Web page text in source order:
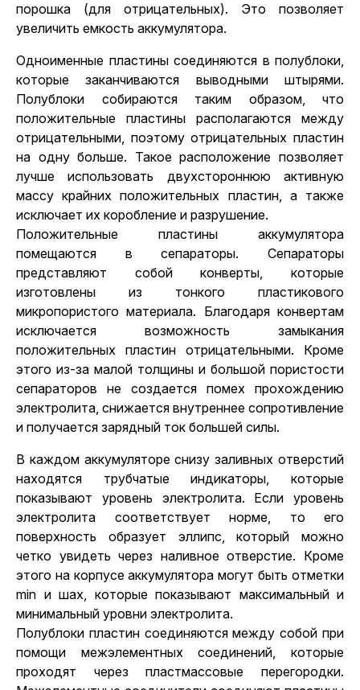
порошка (для отрицательных). Это позволяет
увеличить емкость аккумулятора.
Одноименные пластины соединяются в полублоки,
которые заканчиваются выводными штырями.
Полублоки собираются таким образом, что
положительные пластины располагаются между
отрицательными, поэтому отрицательных пластин
на одну больше. Такое расположение позволяет
лучше использовать двухстороннюю активную
массу крайних положительных пластин, а также
исключает их коробление и разрушение.
Положительные пластины аккумулятора
помещаются в сепараторы. Сепараторы
представляют собой конверты, которые
изготовлены из тонкого пластикового
микропористого материала. Благодаря конвертам
исключается возможность замыкания
положительных пластин отрицательными. Кроме
этого из-за малой толщины и большой пористости
сепараторов не создается помех прохождению
электролита, снижается внутреннее сопротивление
и получается зарядный ток большей силы.
В каждом аккумуляторе снизу заливных отверстий
находятся трубчатые индикаторы, которые
показывают уровень электролита. Если уровень
электролита соответствует норме, то его
поверхность образует эллипс, который можно
четко увидеть через наливное отверстие. Кроме
этого на корпусе аккумулятора могут быть отметки
min и шах, которые показывают максимальный и
минимальный уровни электролита.
Полублоки пластин соединяются между собой при
помощи межэлементных соединений, которые
проходят через пластмассовые перегородки.